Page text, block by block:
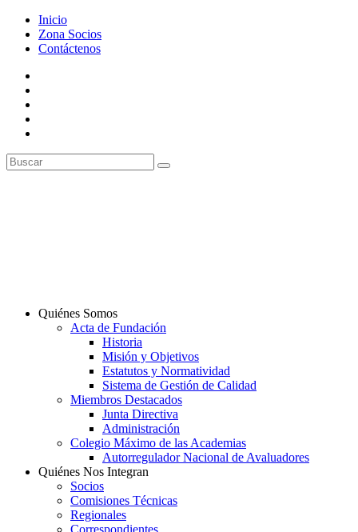
Inicio
Zona Socios
Contáctenos
Quiénes Somos
Acta de Fundación
Historia
Misión y Objetivos
Estatutos y Normatividad
Sistema de Gestión de Calidad
Miembros Destacados
Junta Directiva
Administración
Colegio Máximo de las Academias
Autorregulador Nacional de Avaluadores
Quiénes Nos Integran
Socios
Comisiones Técnicas
Regionales
Correspondientes